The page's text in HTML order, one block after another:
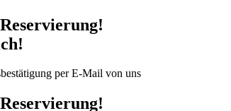
per E-Mail von uns